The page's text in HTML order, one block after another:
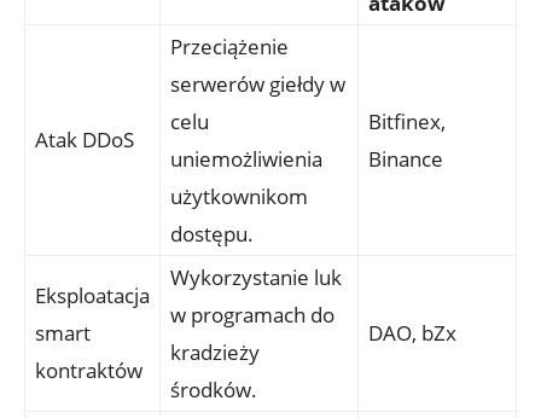
Atak DDoS
Przeciążenie
serwerów‌ giełdy w
celu
uniemożliwienia
użytkownikom‌
dostępu.
Bitfinex, ​
Binance
Eksploatacja
smart⁣
kontraktów
Wykorzystanie luk
w programach do
kradzieży
środków.
DAO, bZx